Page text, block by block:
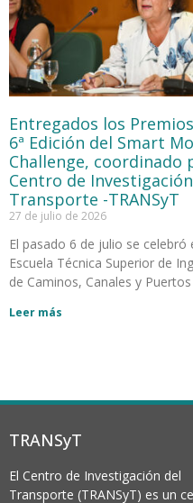
Entregados los
6ª Edición del Smart
Challenge, coordinado
Centro de
Transporte -TRANSyT
27 de julio de 2026
El pasado 6 de julio se celebró
Escuela Técnica Superior de
de Caminos, Canales y
Leer más
TRANSyT
El Centro de Investigación del
Transporte (TRANSyT) es un